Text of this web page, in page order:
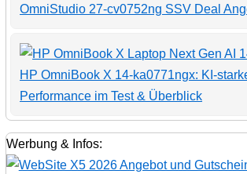
OmniStudio 27-cv0752ng SSV Deal
HP OmniBook X 14-ka0771ngx: KI-
Performance im Test & Überblick
Werbung & Infos: